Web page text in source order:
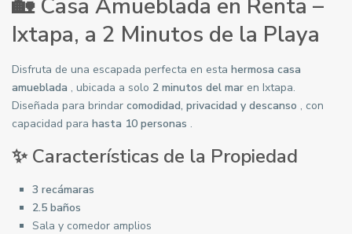
🏡 Casa Amueblada en Renta –
Ixtapa, a 2 Minutos de la Playa
Disfruta de una escapada perfecta en esta hermosa casa
amueblada , ubicada a solo 2 minutos del mar en Ixtapa.
Diseñada para brindar comodidad, privacidad y descanso , con
capacidad para hasta 10 personas .
✨ Características de la Propiedad
3 recámaras
2.5 baños
Sala y comedor amplios